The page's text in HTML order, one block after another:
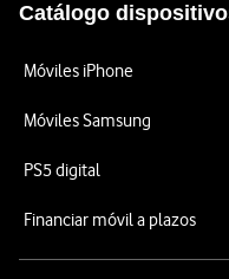
Catálogo
Móviles iPhone
Móviles Samsung
PS5 digital
Financiar móvil a plazos